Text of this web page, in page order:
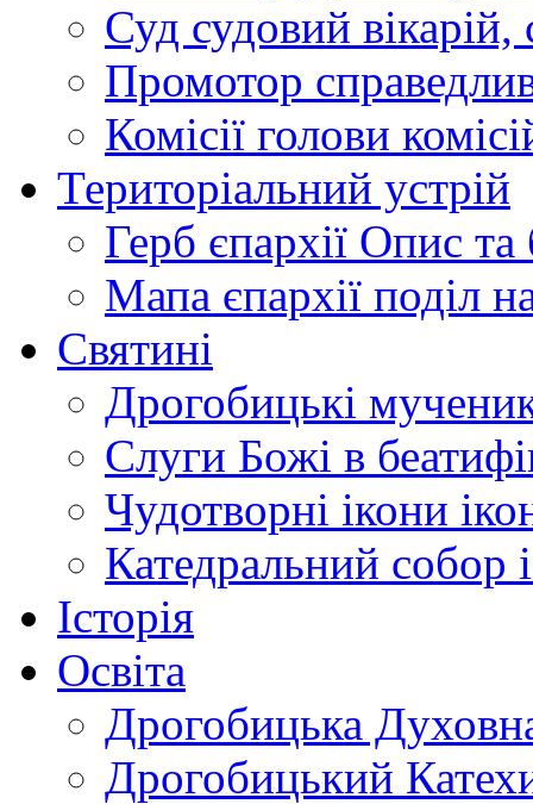
Суд судовий вікарій,
Промотор
Комісії голови
Територіальний устрій
Герб єпархії Опис та
Мапа єпархії поділ
Святині
Дрогобицькі
Слуги Божі в
Чудотворні ікони
Катедральний собор
Історія
Освіта
Дрогобицька
Дрогобицький